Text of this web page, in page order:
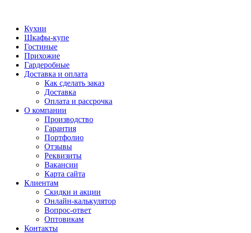
Кухни
Шкафы-купе
Гостиные
Прихожие
Гардеробные
Доставка и оплата
Как сделать заказ
Доставка
Оплата и рассрочка
О компании
Производство
Гарантия
Портфолио
Отзывы
Реквизиты
Вакансии
Карта сайта
Клиентам
Скидки и акции
Онлайн-калькулятор
Вопрос-ответ
Оптовикам
Контакты